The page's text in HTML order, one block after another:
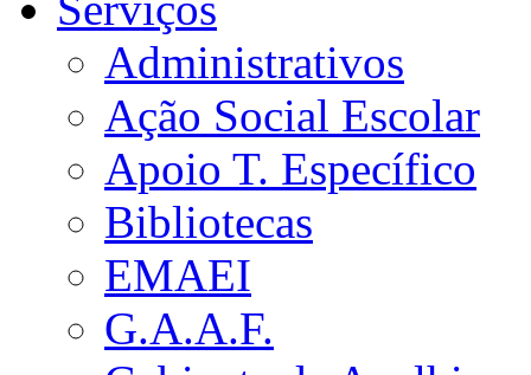
Administrativos
Ação Social Escolar
Apoio T. Específico
Bibliotecas
EMAEI
G.A.A.F.